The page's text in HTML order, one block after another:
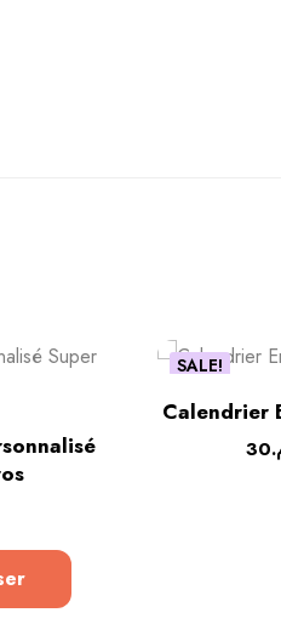
SALE!
Calendrier
30